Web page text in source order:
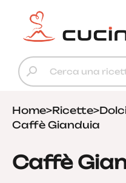
Home>Ricette>
Caffè Gianduia
Caffè